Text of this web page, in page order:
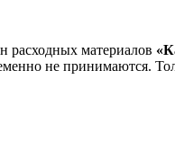
расходных материалов
не принимаются.